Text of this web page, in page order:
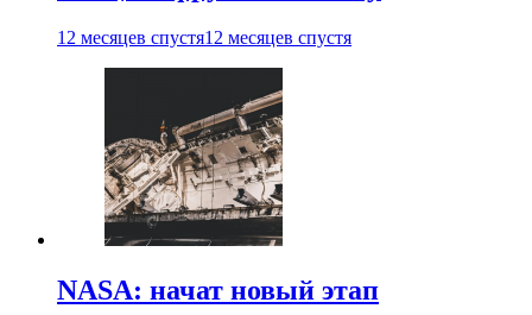
12 месяцев спустя12 месяцев спустя
NASA: начат новый этап